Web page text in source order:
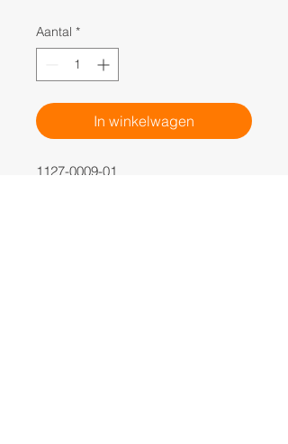
Aantal *
In winkelwagen
1127-0009-01